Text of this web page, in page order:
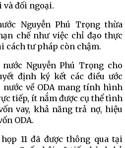
và đối ngoại.
Nguyễn Phú Trọng thừa
chế như việc chỉ đạo thực
cách tư pháp còn chậm.
Nguyễn Phú Trọng cho
định ký kết các điều ước
nước về ODA mang tính hình
tiếp, ít nắm được cụ thể tình
vay, khả năng trả nợ, hiệu
ODA.
11 đã được thông qua tại